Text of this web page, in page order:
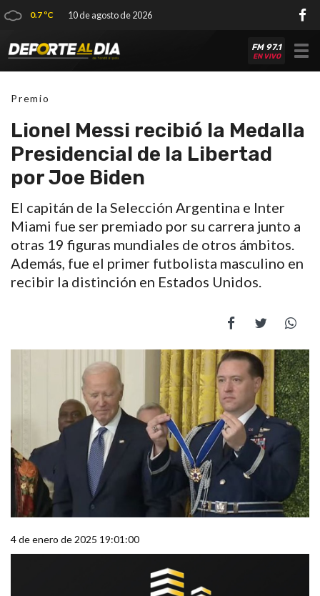
0.7 ºC 10 de agosto de 2026
FM 97.1
EN VIVO
Premio
Lionel Messi recibió la Medalla
Presidencial de la Libertad
por Joe Biden
El capitán de la Selección Argentina e Inter
Miami fue ser premiado por su carrera junto a
otras 19 figuras mundiales de otros ámbitos.
Además, fue el primer futbolista masculino en
recibir la distinción en Estados Unidos.
4 de enero de 2025 19:01:00